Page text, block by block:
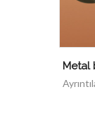
Metal